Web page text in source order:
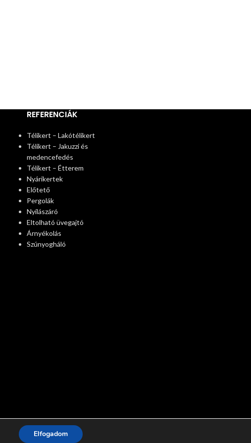
REFERENCIÁK
Télikert – Lakótélikert
Télikert – Jakuzzi és
medencefedés
Télikert – Étterem
Nyárikertek
Előtető
Pergolák
Nyílászáró
Eltolható üvegajtó
Árnyékolás
Szúnyogháló
Elfogadom